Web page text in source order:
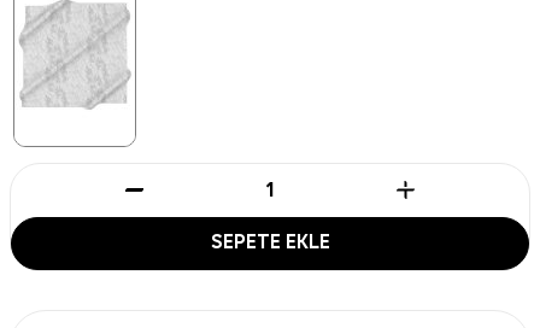
SEPETE EKLE